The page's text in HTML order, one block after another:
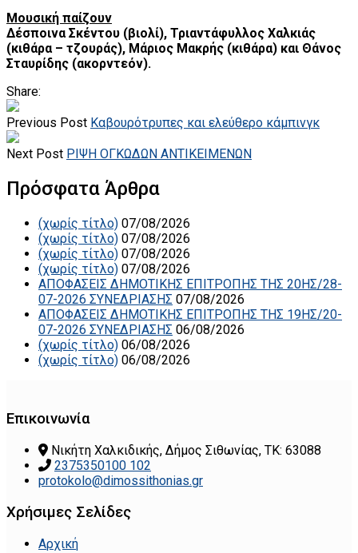
Μουσική παίζουν
Δέσποινα Σκέντου (βιολί), Τριαντάφυλλος Χαλκιάς
(κιθάρα – τζουράς), Μάριος Μακρής (κιθάρα) και Θάνος
Σταυρίδης (ακορντεόν).
Share:
Previous Post Καβουρότρυπες και ελεύθερο κάμπινγκ
Next Post ΡΙΨΗ ΟΓΚΩΔΩΝ ΑΝΤΙΚΕΙΜΕΝΩΝ
Πρόσφατα Άρθρα
(χωρίς τίτλο) 07/08/2026
(χωρίς τίτλο) 07/08/2026
(χωρίς τίτλο) 07/08/2026
(χωρίς τίτλο) 07/08/2026
ΑΠΟΦΑΣΕΙΣ ΔΗΜΟΤΙΚΗΣ ΕΠΙΤΡΟΠΗΣ ΤΗΣ 20ΗΣ/28-
07-2026 ΣΥΝΕΔΡΙΑΣΗΣ 07/08/2026
ΑΠΟΦΑΣΕΙΣ ΔΗΜΟΤΙΚΗΣ ΕΠΙΤΡΟΠΗΣ ΤΗΣ 19ΗΣ/20-
07-2026 ΣΥΝΕΔΡΙΑΣΗΣ 06/08/2026
(χωρίς τίτλο) 06/08/2026
(χωρίς τίτλο) 06/08/2026
Επικοινωνία
Νικήτη Χαλκιδικής, Δήμος Σιθωνίας, ΤΚ: 63088
2375350100 102
protokolo@dimossithonias.gr
Χρήσιμες Σελίδες
Αρχική